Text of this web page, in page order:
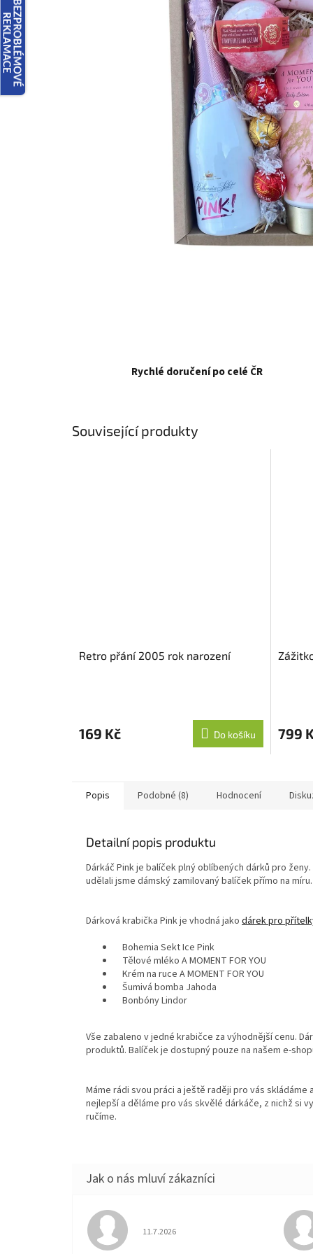
Rychlé doručení po celé ČR
Související produkty
Retro přání 2005 rok narození
169 Kč Do košíku 799
Popis Podobné (8) Hodnocení
Detailní popis produktu
Dárkáč Pink je balíček plný oblíbených dárků pro
udělali jsme dámský zamilovaný balíček přímo na míru.
Dárková krabička Pink je vhodná jako dárek pro
Bohemia Sekt Ice Pink
Tělové mléko A MOMENT FOR YOU
Krém na ruce A MOMENT FOR YOU
Šumivá bomba Jahoda
Bonbóny Lindor
Vše zabaleno v jedné krabičce za výhodnější cenu.
produktů. Balíček je dostupný pouze na našem e-
Máme rádi svou práci a ještě raději pro vás
nejlepší a děláme pro vás skvělé dárkáče, z nichž si
ručíme.
Hodnocení obchodu je 5 z 5 hvězdiček.
11.7.2026